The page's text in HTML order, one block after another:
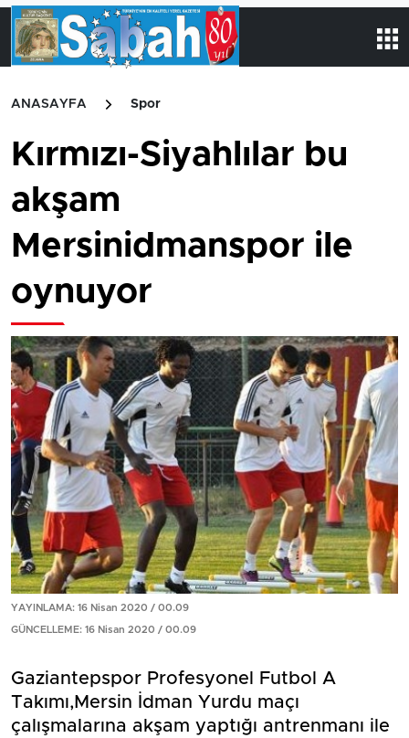
ANASAYFA Spor
Kırmızı-Siyahlılar bu
akşam
Mersinidmanspor ile
oynuyor
YAYINLAMA: 16 Nisan 2020 / 00.09
GÜNCELLEME: 16 Nisan 2020 / 00.09
Gaziantepspor Profesyonel Futbol A
Takımı,Mersin İdman Yurdu maçı
çalışmalarına akşam yaptığı antrenmanı ile